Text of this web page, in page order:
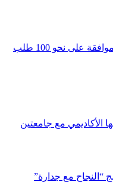
برنامج “POWER EXPORT” .. الموافقة على نحو 100 طلب
الأكاديمي مع جامعتين
“النجاح مع جدارة”